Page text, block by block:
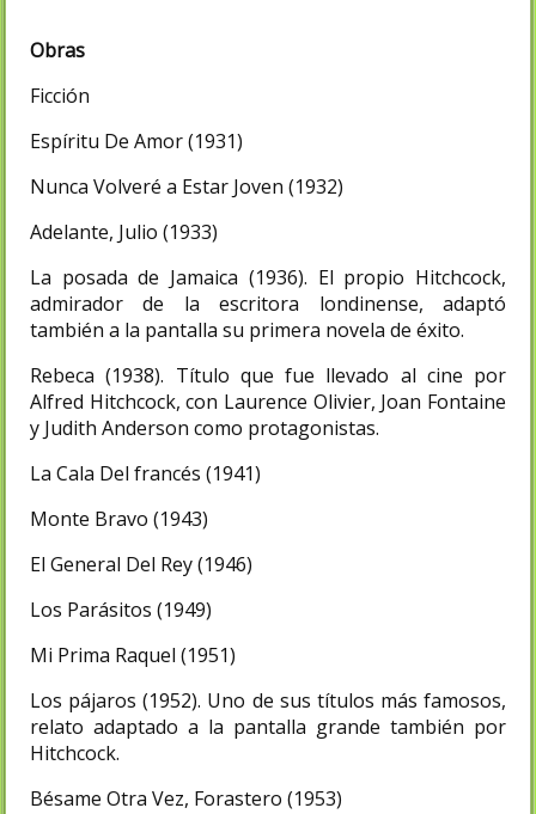
Obras
Ficción
Espíritu De Amor (1931)
Nunca Volveré a Estar Joven (1932)
Adelante, Julio (1933)
La posada de Jamaica (1936). El propio Hitchcock,
admirador de la escritora londinense, adaptó
también a la pantalla su primera novela de éxito.
Rebeca (1938). Título que fue llevado al cine por
Alfred Hitchcock, con Laurence Olivier, Joan Fontaine
y Judith Anderson como protagonistas.
La Cala Del francés (1941)
Monte Bravo (1943)
El General Del Rey (1946)
Los Parásitos (1949)
Mi Prima Raquel (1951)
Los pájaros (1952). Uno de sus títulos más famosos,
relato adaptado a la pantalla grande también por
Hitchcock.
Bésame Otra Vez, Forastero (1953)